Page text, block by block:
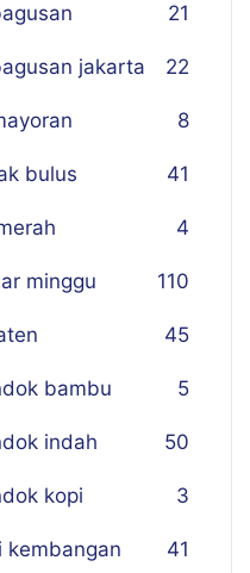
21
jakarta 22
8
bulus 41
4
minggu 110
45
bambu 5
indah 50
kopi 3
kembangan 41